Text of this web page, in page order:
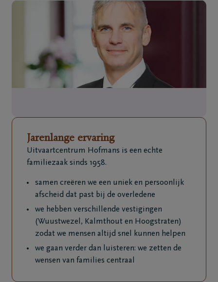
Overslaan en naar inhoud gaan
Jarenlange ervaring
Uitvaartcentrum Hofmans is een echte
familiezaak sinds 1958.
samen creëren we een uniek en persoonlijk
afscheid dat past bij de overledene
we hebben verschillende vestigingen
(Wuustwezel, Kalmthout en Hoogstraten)
zodat we mensen altijd snel kunnen helpen
we gaan verder dan luisteren: we zetten de
wensen van families centraal